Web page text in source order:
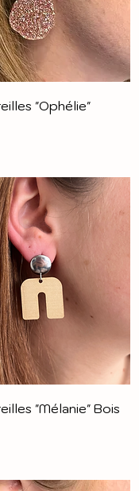
"Ophélie"
"Mélanie" Bois